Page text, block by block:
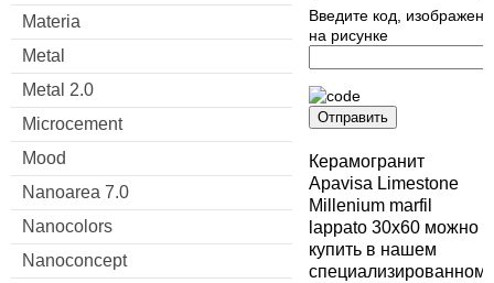
Materia
Metal
Metal 2.0
Microcement
Mood
Nanoarea 7.0
Nanocolors
Nanoconcept
Введите код,
на рисунке
Отправить
Керамогранит
Apavisa Limestone
Millenium marfil
lappato 30x60 можно
купить в нашем
специализированном